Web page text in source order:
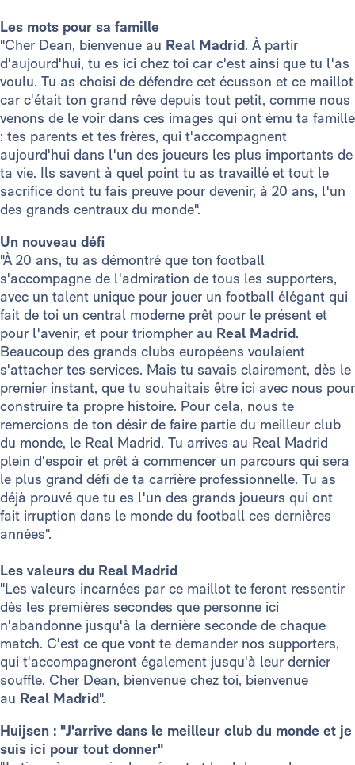
Les mots pour sa famille
"Cher Dean, bienvenue au Real Madrid. À partir
d'aujourd'hui, tu es ici chez toi car c'est ainsi que tu l'as
voulu. Tu as choisi de défendre cet écusson et ce maillot
car c'était ton grand rêve depuis tout petit, comme nous
venons de le voir dans ces images qui ont ému ta famille
: tes parents et tes frères, qui t'accompagnent
aujourd'hui dans l'un des joueurs les plus importants de
ta vie. Ils savent à quel point tu as travaillé et tout le
sacrifice dont tu fais preuve pour devenir, à 20 ans, l'un
des grands centraux du monde".
Un nouveau défi
"À 20 ans, tu as démontré que ton football
s'accompagne de l'admiration de tous les supporters,
avec un talent unique pour jouer un football élégant qui
fait de toi un central moderne prêt pour le présent et
pour l'avenir, et pour triompher au Real Madrid.
Beaucoup des grands clubs européens voulaient
s'attacher tes services. Mais tu savais clairement, dès le
premier instant, que tu souhaitais être ici avec nous pour
construire ta propre histoire. Pour cela, nous te
remercions de ton désir de faire partie du meilleur club
du monde, le Real Madrid. Tu arrives au Real Madrid
plein d'espoir et prêt à commencer un parcours qui sera
le plus grand défi de ta carrière professionnelle. Tu as
déjà prouvé que tu es l'un des grands joueurs qui ont
fait irruption dans le monde du football ces dernières
années".
Les valeurs du Real Madrid
"Les valeurs incarnées par ce maillot te feront ressentir
dès les premières secondes que personne ici
n'abandonne jusqu'à la dernière seconde de chaque
match. C'est ce que vont te demander nos supporters,
qui t'accompagneront également jusqu'à leur dernier
souffle. Cher Dean, bienvenue chez toi, bienvenue
au Real Madrid".
Huijsen : "J'arrive dans le meilleur club du monde et je
suis ici pour tout donner"